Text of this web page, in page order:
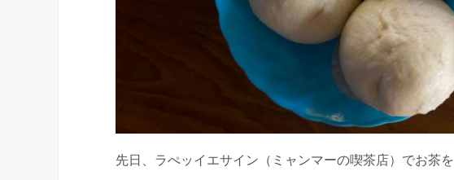
先日、ラぺッイエサイン（ミャンマーの喫茶店）でお茶